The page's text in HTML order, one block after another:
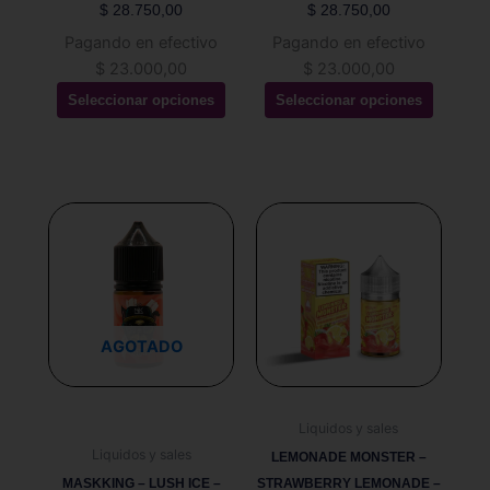
$ 28.750,00
Pagando en efectivo
$ 23.000,00
Seleccionar opciones
producto
$ 28.750,00
Pagando en efectivo
$ 23.000,00
Seleccionar opciones
producto
AGOTADO
Liquidos y sales
MASKKING – LUSH ICE –
producto
múltiples
variantes.
Las
elegir
en
Liquidos y sales
LEMONADE MONSTER –
STRAWBERRY LEMONADE –
tiene
múltiples
variantes.
Las
pueden
elegir
en